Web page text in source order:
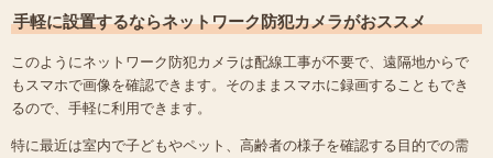
手軽に設置するならネットワーク防犯カメラがおススメ
このようにネットワーク防犯カメラは配線工事が不要で、遠隔地からで
もスマホで画像を確認できます。そのままスマホに録画することもでき
るので、手軽に利用できます。
特に最近は室内で子どもやペット、高齢者の様子を確認する目的での需